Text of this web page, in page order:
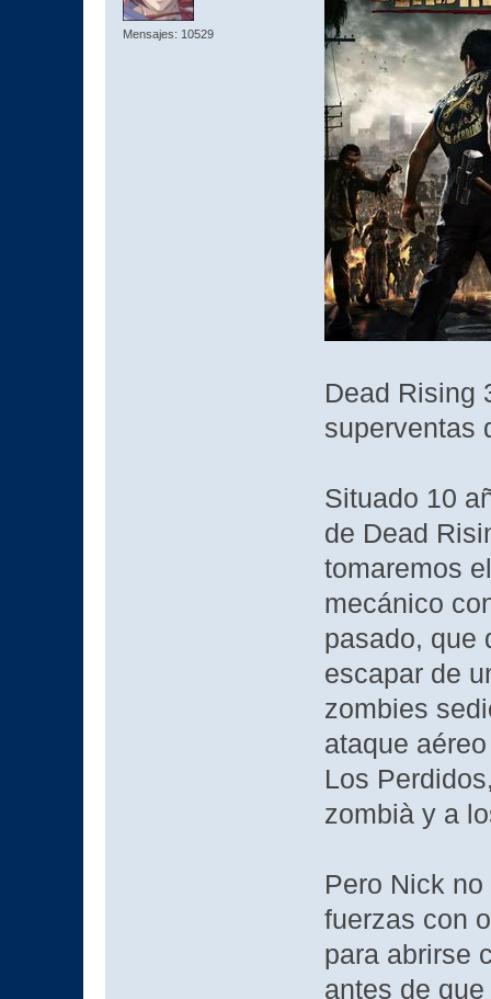
Mensajes: 10529
Dead Rising
superventas
Situado 10
de Dead
tomaremos
mecánico
pasado, que
escapar de
zombies
ataque
Los
zombià y a
Pero Nick
fuerzas con
para abrirse
antes de